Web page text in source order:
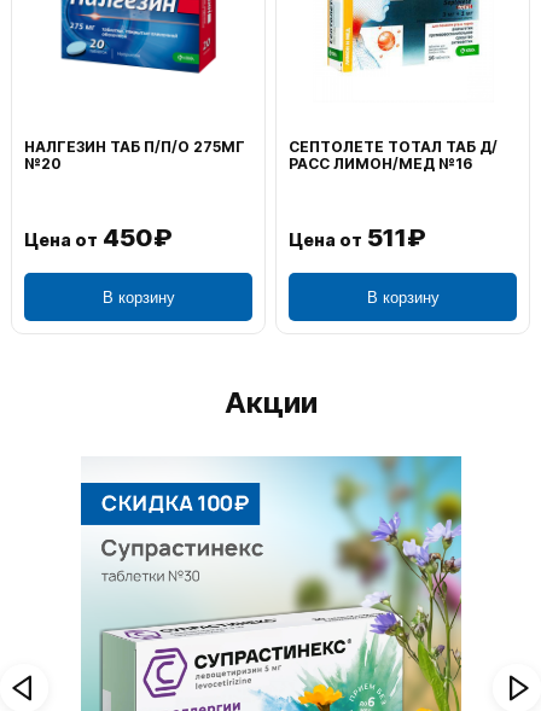
НАЛГЕЗИН ТАБ П/П/О 275МГ
№20
Цена от 450₽
В корзину
СЕПТОЛЕТЕ ТОТАЛ ТАБ Д/
РАСС ЛИМОН/МЕД №16
Цена от 511₽
В корзину
Акции